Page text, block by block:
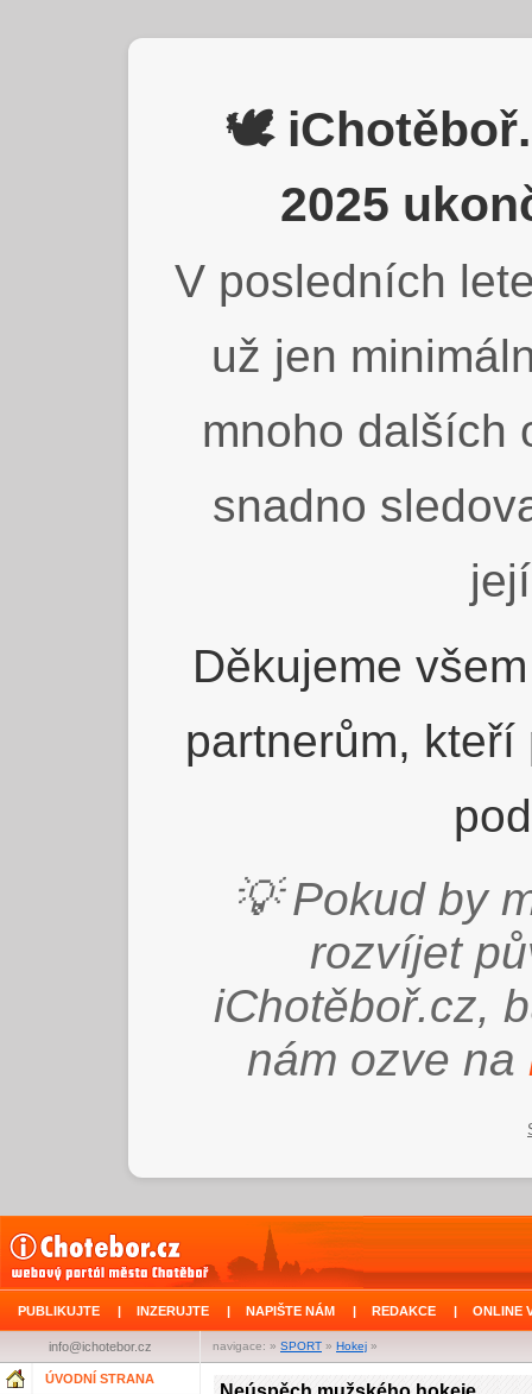
🕊️
2025
V posledních
už jen
mnoho dalších
snadno
Děkujeme
partnerům,
💡 Pokud by
rozvíjet
iChotěboř.cz,
nám ozve na
PUBLIKUJTE | INZERUJTE | NAPIŠTE NÁM | REDAKCE | ONLINE
navigace: » SPORT » Hokej »
info@ichotebor.cz
ÚVODNÍ STRANA